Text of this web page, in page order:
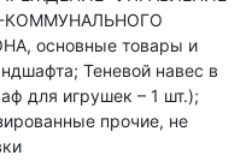
основные товары и
Теневой навес в
для игрушек – 1 шт.);
прочие, не